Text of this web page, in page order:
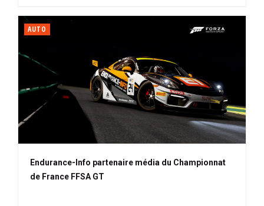
AUTO
Endurance-Info partenaire média du Championnat
de France FFSA GT